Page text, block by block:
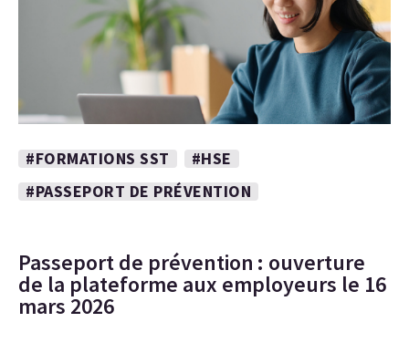
#FORMATIONS SST
#HSE
#PASSEPORT DE PRÉVENTION
Passeport de prévention : ouverture
de la plateforme aux employeurs le 16
mars 2026